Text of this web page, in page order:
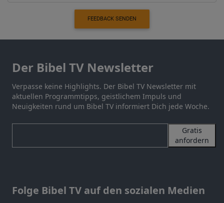
FEEDBACK SENDEN
Der Bibel TV Newsletter
Verpasse keine Highlights. Der Bibel TV Newsletter mit
aktuellen Programmtipps, geistlichem Impuls und
Neuigkeiten rund um Bibel TV informiert Dich jede Woche.
Gratis
anfordern
Folge Bibel TV auf den sozialen Medien